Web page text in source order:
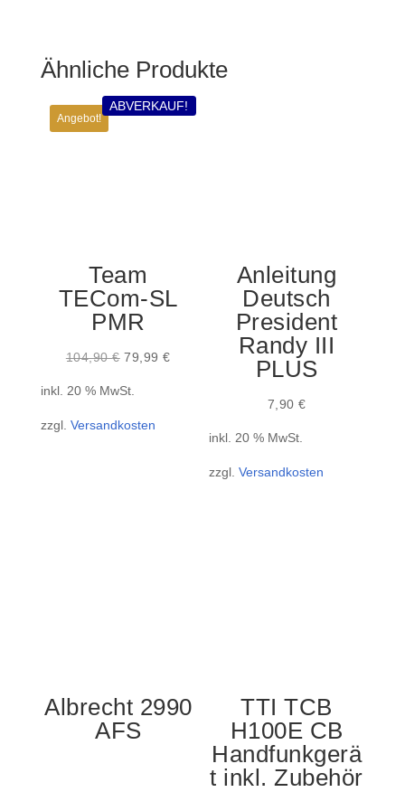
Ähnliche Produkte
Angebot!
ABVERKAUF!
Team
TECom-SL
PMR
104,90€ Ursprünglicher
104,90 €
79,99€Aktueller
inkl. 20 % MwSt.
zzgl. Versandkosten
Anleitung
Deutsch
President
Randy III
PLUS
7,90€
inkl. 20 % MwSt.
zzgl.Versandkosten
Albrecht 2990
AFS
TTI TCB
H100E CB
Handfunkgerä
t inkl. Zubehör